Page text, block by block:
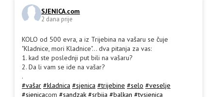
SJENICA.com
2 dana prije
KOLO od 500 evra, a iz Trijebina na vašaru se čuje
"Kladnice, mori Kladnice"... dva pitanja za vas:
1. kad ste poslednji put bili na vašaru?
2. Da li vam se ide na vašar?
.
#vašar #kladnica #sjenica #trijebine #selo #veselje
#sjenicacom #sandzak #srbija #balkan #tvsjenica